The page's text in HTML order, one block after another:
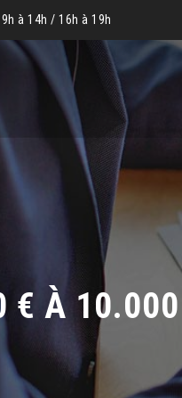
à 14h / 16h à 19h
€ À